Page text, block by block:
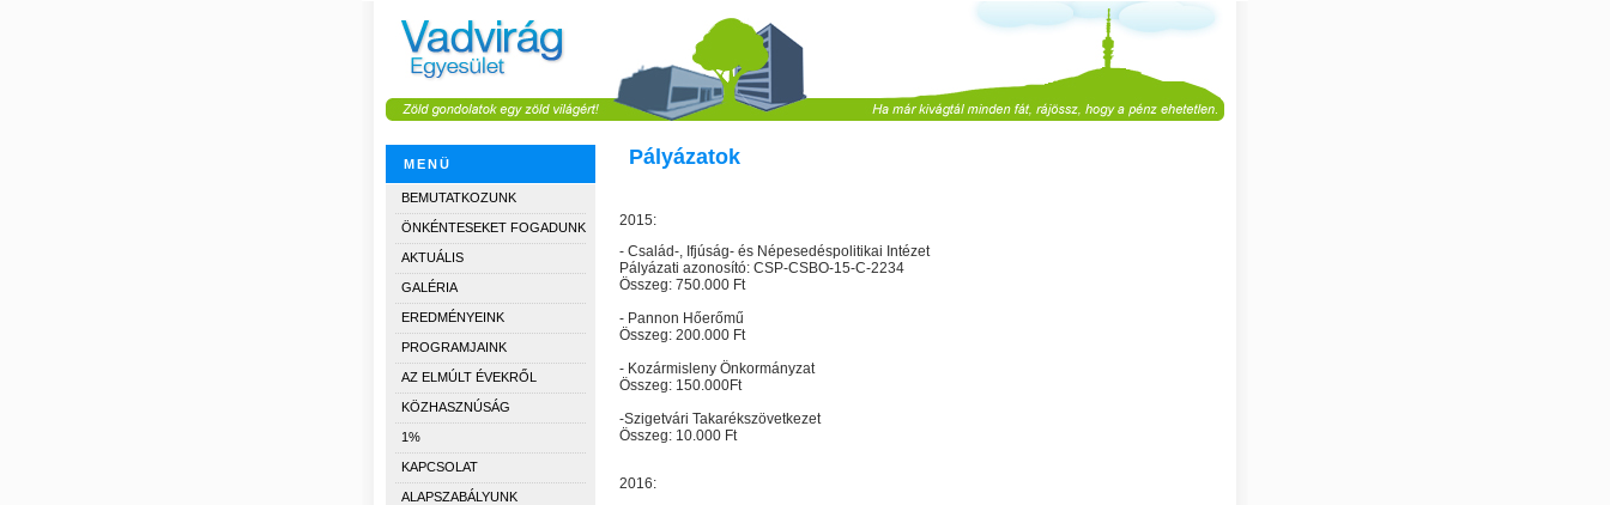
MENÜ
BEMUTATKOZUNK
ÖNKÉNTESEKET FOGADUNK
AKTUÁLIS
GALÉRIA
EREDMÉNYEINK
PROGRAMJAINK
AZ ELMÚLT ÉVEKRŐL
KÖZHASZNÚSÁG
1%
KAPCSOLAT
ALAPSZABÁLYUNK
Pályázatok
2015:
- Család-, Ifjúság- és Népesedéspolitikai Intézet
Pályázati azonosító: CSP-CSBO-15-C-2234
Összeg: 750.000 Ft
- Pannon Hőerőmű
Összeg: 200.000 Ft
- Kozármisleny Önkormányzat
Összeg: 150.000Ft
-Szigetvári Takarékszövetkezet
Összeg: 10.000 Ft
2016: